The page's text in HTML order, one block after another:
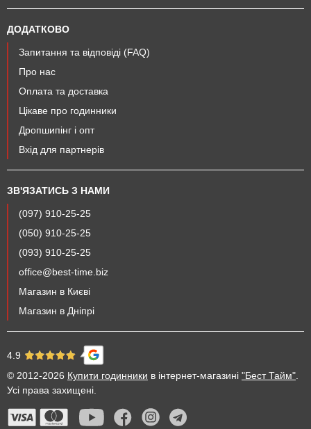
ДОДАТКОВО
Запитання та відповіді (FAQ)
Про нас
Оплата та доставка
Цікаве про годинники
Дропшипінг і опт
Вхід для партнерів
ЗВ'ЯЗАТИСЬ З НАМИ
(097) 910-25-25
(050) 910-25-25
(093) 910-25-25
office@best-time.biz
Магазин в Києві
Магазин в Дніпрі
4.9
© 2012-2026 Купити годинники в інтернет-магазині "Бест Тайм"
Усі права захищені.